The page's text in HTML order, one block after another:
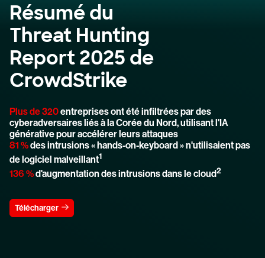
Résumé du
Threat Hunting
Report 2025 de
CrowdStrike
Plus de 320entreprises ont été infiltrées par des
cyberadversaires liés à la Corée du Nord, utilisant l'IA
générative pour accélérer leurs attaques
81 %des intrusions « hands-on-keyboard » n'utilisaient pas
de logiciel malveillant1
136 %d'augmentation des intrusions dans le cloud2
Télécharger